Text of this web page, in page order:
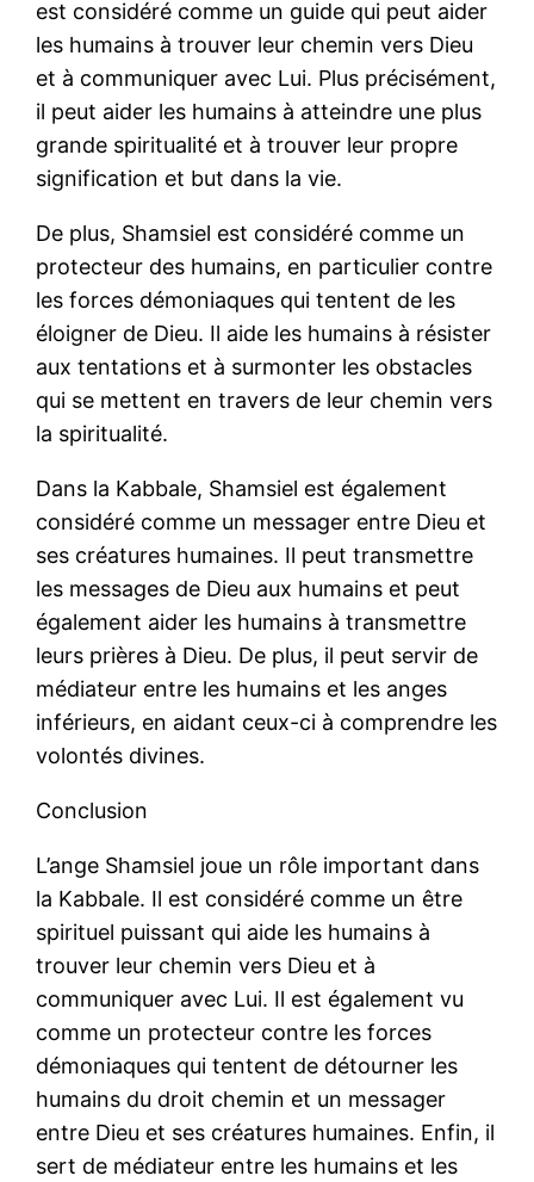
est considéré comme un guide qui peut aider
les humains à trouver leur chemin vers Dieu
et à communiquer avec Lui. Plus précisément,
il peut aider les humains à atteindre une plus
grande spiritualité et à trouver leur propre
signification et but dans la vie.
De plus, Shamsiel est considéré comme un
protecteur des humains, en particulier contre
les forces démoniaques qui tentent de les
éloigner de Dieu. Il aide les humains à résister
aux tentations et à surmonter les obstacles
qui se mettent en travers de leur chemin vers
la spiritualité.
Dans la Kabbale, Shamsiel est également
considéré comme un messager entre Dieu et
ses créatures humaines. Il peut transmettre
les messages de Dieu aux humains et peut
également aider les humains à transmettre
leurs prières à Dieu. De plus, il peut servir de
médiateur entre les humains et les anges
inférieurs, en aidant ceux-ci à comprendre les
volontés divines.
Conclusion
L’ange Shamsiel joue un rôle important dans
la Kabbale. Il est considéré comme un être
spirituel puissant qui aide les humains à
trouver leur chemin vers Dieu et à
communiquer avec Lui. Il est également vu
comme un protecteur contre les forces
démoniaques qui tentent de détourner les
humains du droit chemin et un messager
entre Dieu et ses créatures humaines. Enfin, il
sert de médiateur entre les humains et les